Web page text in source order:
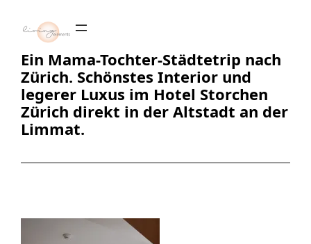
Inhalt
springen
Ein Mama-Tochter-Städtetrip nach
Zürich. Schönstes Interior und
legerer Luxus im Hotel Storchen
Zürich direkt in der Altstadt an der
Limmat.